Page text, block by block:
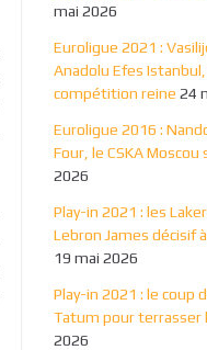
mai 2026
Euroligue 2021 :
Anadolu Efes
compétition reine 24
Euroligue 2016 :
Four, le CSKA
2026
Play-in 2021 : les
Lebron James décisif
19 mai 2026
Play-in 2021 : le coup
Tatum pour terrasser
2026